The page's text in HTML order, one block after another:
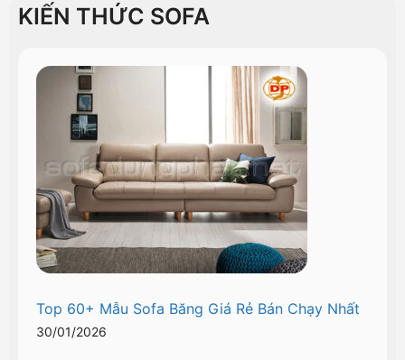
KIẾN THỨC SOFA
Top 60+ Mẫu Sofa Băng Giá Rẻ Bán Chạy Nhất
30/01/2026